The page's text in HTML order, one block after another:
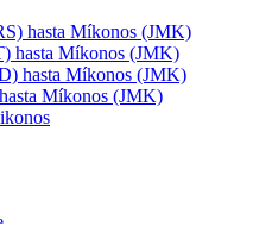
hasta Míkonos (JMK)
hasta Míkonos (JMK)
hasta Míkonos (JMK)
Míkonos (JMK)